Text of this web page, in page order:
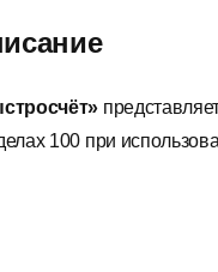
100 при